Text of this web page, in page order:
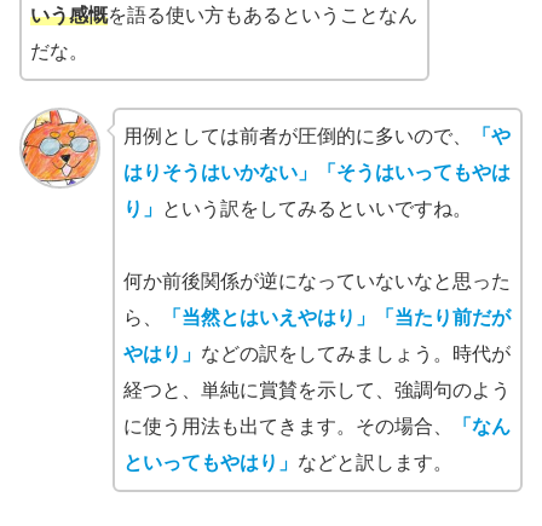
いう感慨を語る使い方もあるということなん
だな。
用例としては前者が圧倒的に多いので、
「や
はりそうはいかない」「そうはいってもやは
り」 という訳をしてみるといいですね。
何か前後関係が逆になっていないなと思った
ら、
「当然とはいえやはり」「当たり前だが
やはり」 などの訳をしてみましょう。時代が
経つと、単純に賞賛を示して、強調句のよう
に使う用法も出てきます。その場合、
「なん
といってもやはり」 などと訳します。